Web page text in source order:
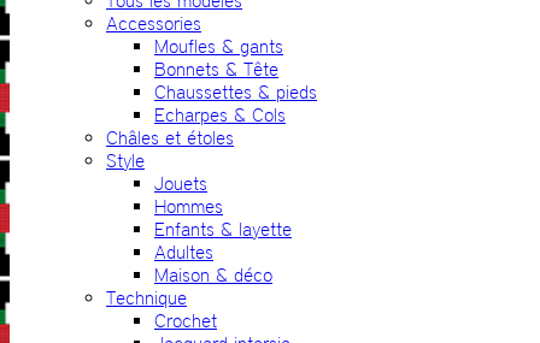
Accessories
Moufles & gants
Bonnets & Tête
Chaussettes & pieds
Echarpes & Cols
Châles et étoles
Style
Jouets
Hommes
Enfants & layette
Adultes
Maison & déco
Technique
Crochet